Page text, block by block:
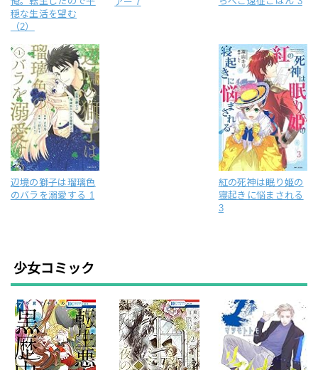
穏な生活を望む
（2）
辺境の獅子は瑠璃色
のバラを溺愛する 1
紅の死神は眠り姫の
寝起きに悩まされる
3
少女コミック